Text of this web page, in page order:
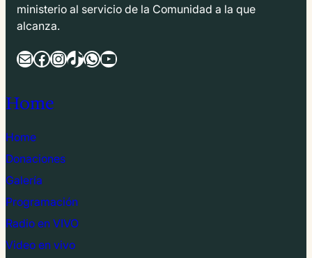
ministerio al servicio de la Comunidad a la que
alcanza.
Correo electrónico Facebook InstagramTikTok WhatsApp YouTube
Home
Home
Donaciones
Galería
Programación
Radio en VIVO
Video en vivo